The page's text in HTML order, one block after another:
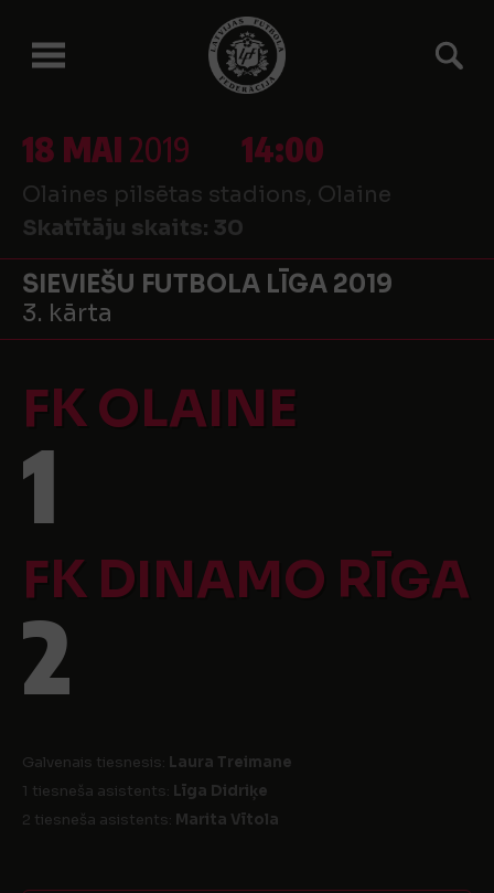
18 MAI2019 14:00
Olaines pilsētas stadions, Olaine
Skatītāju skaits: 30
SIEVIEŠU FUTBOLA LĪGA 2019
3. kārta
FK OLAINE
1
FK DINAMO RĪGA
2
Galvenais tiesnesis: Laura Treimane
1 tiesneša asistents: Līga Didriķe
2 tiesneša asistents: Marita Vītola